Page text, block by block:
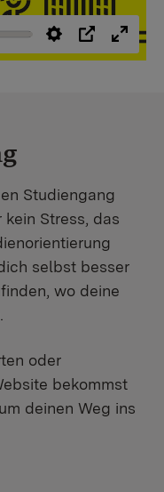
Einstellungen
PIP
Studiengang
Stress, das
selbst besser
wo deine
oder
bekommst
deinen Weg ins